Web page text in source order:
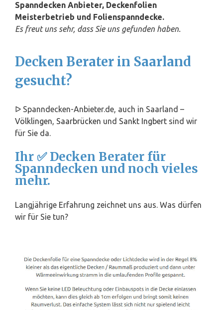
Spanndecken Anbieter, Deckenfolien
Meisterbetrieb und Folienspanndecke.
Es freut uns sehr, dass Sie uns gefunden haben.
Decken Berater in Saarland
gesucht?
ᐅ Spanndecken-Anbieter.de, auch in Saarland –
Völklingen, Saarbrücken und Sankt Ingbert sind wir
für Sie da.
Ihr ✅ Decken Berater für
Spanndecken und noch vieles
mehr.
Langjährige Erfahrung zeichnet uns aus. Was dürfen
wir für Sie tun?